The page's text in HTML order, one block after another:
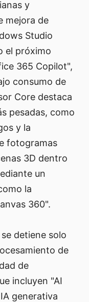
y
mejora de
Studio
el próximo
365 Copilot",
consumo de
Core destaca
pesadas, como
y la
fotogramas
3D dentro
un
la
360".
detiene solo
de
de
incluyen "AI
generativa